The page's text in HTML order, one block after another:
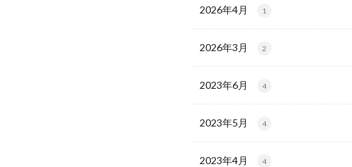
2026年4月 1
2026年3月 2
2023年6月 4
2023年5月 4
2023年4月 4